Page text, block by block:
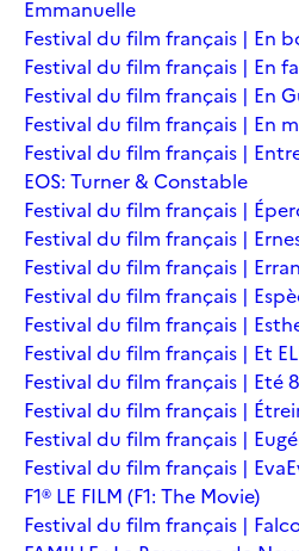
Emmanuelle
Festival du film français | En
Festival du film français | En
Festival du film français | En
Festival du film français | En
Festival du film français |
EOS: Turner & Constable
Festival du film français |
Festival du film français |
Festival du film français |
Festival du film français |
Festival du film français |
Festival du film français | Et
Festival du film français | Eté
Festival du film français |
Festival du film français |
Festival du film français | Eva
F1® LE FILM (F1: The Movie)
Festival du film français |